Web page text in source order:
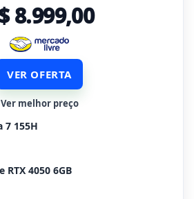
8.999,00
VER OFERTA
Ver melhor preço
7 155H
RTX 4050 6GB